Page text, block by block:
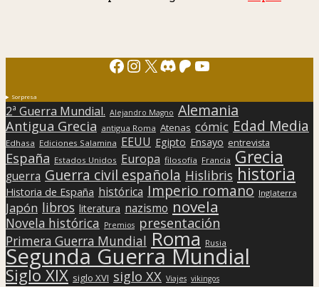
Facebook
Instagram
X Discord
Patreon
YouTube
Sorpresa
2ª Guerra Mundial. Alejandro Magno Alemania
Antigua Grecia antigua Roma Atenas cómic Edad Media
Edhasa Ediciones Salamina EEUU Egipto Ensayo entrevista
España Estados Unidos Europa filosofía Francia Grecia
guerra Guerra civil española Hislibris historia
Historia de España histórica Imperio romano Inglaterra
Japón libros literatura nazismo novela
Novela histórica Premios presentación
Primera Guerra Mundial Roma Rusia
Segunda Guerra Mundial
Siglo XIX siglo XVI siglo XX Viajes vikingos